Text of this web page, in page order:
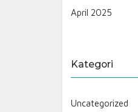
April 2025
Kategori
Uncategorized